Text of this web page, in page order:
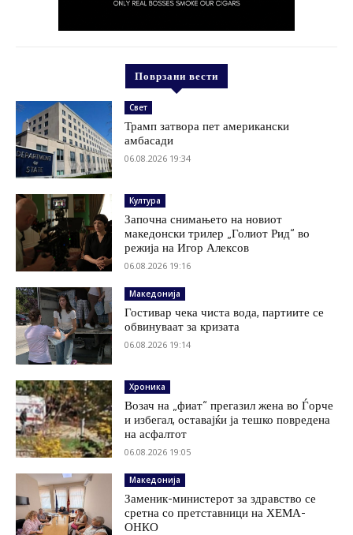
Поврзани вести
Свет
Трамп затвора пет американски
амбасади
06.08.2026 19:34
Култура
Започна снимањето на новиот
македонски трилер „Голиот Рид“ во
режија на Игор Алексов
06.08.2026 19:16
Македонија
Гостивар чека чиста вода, партиите се
обвинуваат за кризата
06.08.2026 19:14
Хроника
Возач на „фиат“ прегазил жена во Ѓорче
и избегал, оставајќи ја тешко повредена
на асфалтот
06.08.2026 19:05
Македонија
Заменик-министерот за здравство се
сретна со претставници на ХЕМА-
ОНКО